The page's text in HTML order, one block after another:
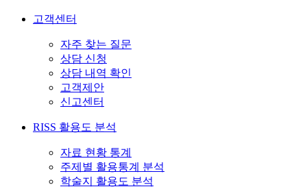
고객센터
자주 찾는 질문
상담 신청
상담 내역 확인
고객제안
신고센터
RISS 활용도 분석
자료 현황 통계
주제별 활용통계 분석
학술지 활용도 분석